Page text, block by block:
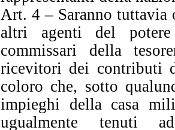
Art. 4 – Saranno
altri agenti del
commissari della
ricevitori dei contributi
coloro che, sotto
impieghi della casa
ugualmente tenuti